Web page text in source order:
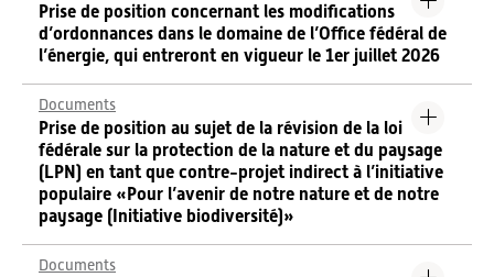
Prise de position concernant les modifications
d’ordonnances dans le domaine de l’Office fédéral de
l’énergie, qui entreront en vigueur le 1er juillet 2026
Documents
Prise de position au sujet de la révision de la loi
fédérale sur la protection de la nature et du paysage
(LPN) en tant que contre-projet indirect à l’initiative
populaire «Pour l’avenir de notre nature et de notre
paysage (Initiative biodiversité)»
Documents